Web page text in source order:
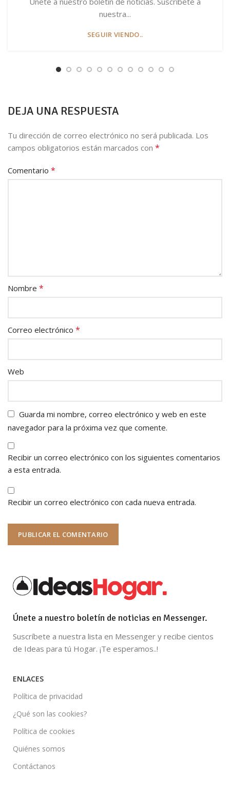
nuestra...
SEGUIR VIENDO..
DEJA UNA RESPUESTA
Tu dirección de correo electrónico no será publicada. Los
campos obligatorios están marcados con *
Comentario *
Nombre *
Correo electrónico *
Web
Guarda mi nombre, correo electrónico y web en este
navegador para la próxima vez que comente.
Recibir un correo electrónico con los siguientes comentarios
a esta entrada.
Recibir un correo electrónico con cada nueva entrada.
Únete a nuestro boletín de noticias en Messenger.
Suscríbete a nuestra lista en Messenger y recibe cientos
de Ideas para tú Hogar. ¡Te esperamos..!
ENLACES
Política de privacidad
¿Qué son las cookies?
Política de cookies
Quiénes somos
Contáctanos